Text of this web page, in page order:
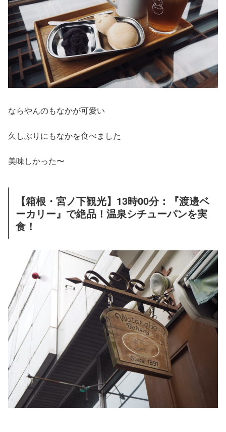
ならやんのもなかが可愛い
久しぶりにもなかを食べました
美味しかった〜
【箱根・宮ノ下観光】13時00分：『渡邊ベ
ーカリー』で絶品！温泉シチューパンを実
食！